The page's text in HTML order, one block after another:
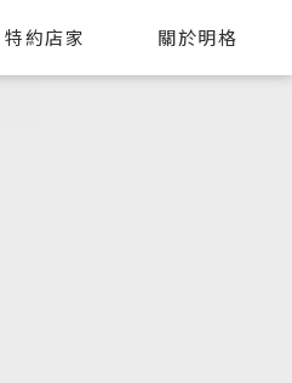
特約店家 關於明格